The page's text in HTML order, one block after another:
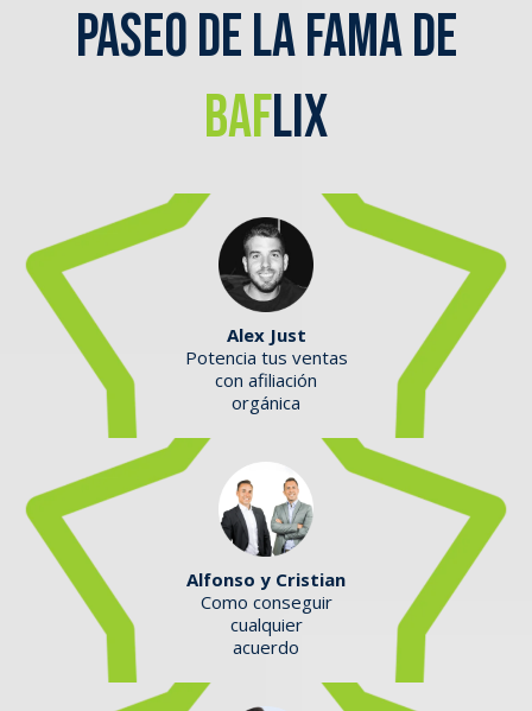
PASEO DE LA FAMA DE
BAFLIX
Alex Just
Potencia tus ventas
con afiliación
orgánica
Alfonso y Cristian
Como conseguir
cualquier
acuerdo